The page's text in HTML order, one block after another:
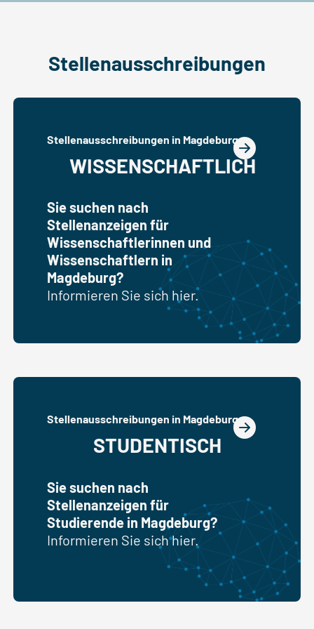
Stellenausschreibungen
Stellenausschreibungen in Magdeburg
WISSENSCHAFTLICH
Sie suchen nach
Stellenanzeigen für
Wissenschaftlerinnen und
Wissenschaftlern in
Magdeburg?
Informieren Sie sich hier.
Stellenausschreibungen in Magdeburg
STUDENTISCH
Sie suchen nach
Stellenanzeigen für
Studierende in Magdeburg?
Informieren Sie sich hier.